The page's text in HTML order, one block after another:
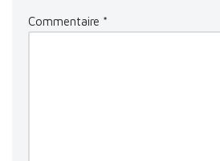
Commentaire *